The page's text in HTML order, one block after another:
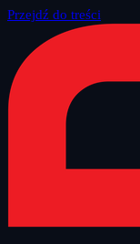
Przejdź do treści
Strona główna